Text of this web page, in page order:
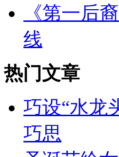
《第一后
线
热门文章
巧设“水龙
巧思